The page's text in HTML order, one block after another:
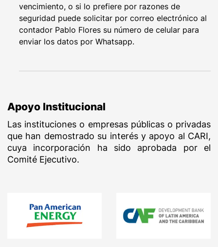
vencimiento, o si lo prefiere por razones de
seguridad puede solicitar por correo electrónico al
contador Pablo Flores su número de celular para
enviar los datos por Whatsapp.
Apoyo Institucional
Las instituciones o empresas públicas o privadas
que han demostrado su interés y apoyo al CARI,
cuya incorporación ha sido aprobada por el
Comité Ejecutivo.